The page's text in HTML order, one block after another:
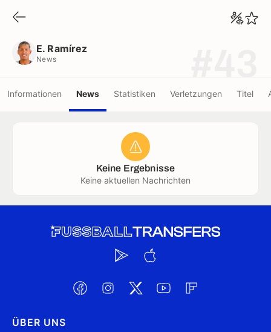
E. Ramírez
News
Informationen News Statistiken Verletzungen Titel
Keine Ergebnisse
Keine aktuellen Nachrichten
ÜBER UNS